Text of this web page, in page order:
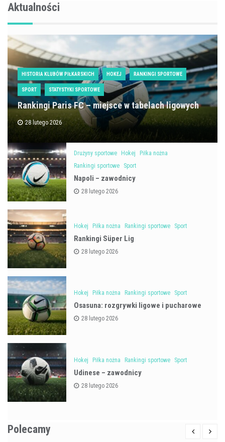
Aktualności
HISTORIA KLUBÓW PIŁKARSKICH HOKEJ RANKINGI SPORTOWE
SPORT STATYSTYKI SPORTOWE
Rankingi Paris FC – miejsce w tabelach ligowych
28 lutego 2026
Drużyny sportowe Hokej
Piłka nożna
Rankingi sportowe
Sport
Napoli – zawodnicy
28 lutego 2026
Hokej Piłka nożna Rankingi sportowe Sport
Rankingi Süper Lig
28 lutego 2026
Hokej Piłka nożna Rankingi sportowe Sport
Osasuna: rozgrywki ligowe i pucharowe
28 lutego 2026
Hokej Piłka nożna Rankingi sportowe Sport
Udinese – zawodnicy
28 lutego 2026
Polecamy